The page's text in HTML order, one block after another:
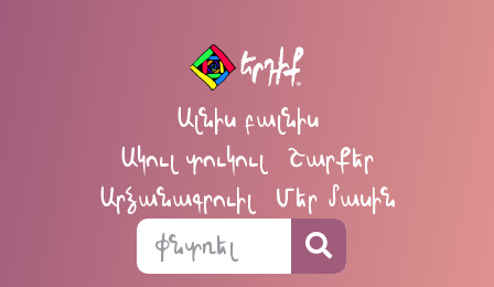
Ալնիս բալնիս
Ակուլ տուկուլ
Շարքեր
Արձանագրուիլ
Մեր մասին